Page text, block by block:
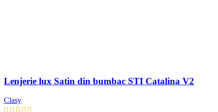
Lenjerie lux Satin din bumbac STI Catalina V2
Clasy